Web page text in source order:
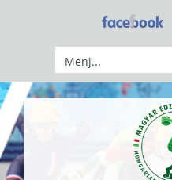
Menj...